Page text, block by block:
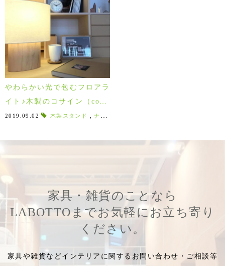
やわらかい光で包むフロアラ
イト♪木製のコサイン（cosin
e）は北欧好きにオススメ！
2019.09.02 木製スタンド ,ナチュラルモダン
家具・雑貨のことなら
LABOTTOまでお気軽にお立ち寄り
ください。
家具や雑貨などインテリアに関するお問い合わせ・ご相談等